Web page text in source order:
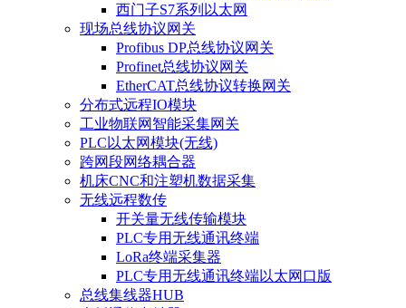
西门子S7系列以太网
现场总线协议网关
Profibus DP总线协议网关
Profinet总线协议网关
EtherCAT总线协议转换网关
分布式远程IO模块
工业物联网智能采集网关
PLC以太网模块(无线)
跨网段网络耦合器
机床CNC和注塑机数据采集
无线远程数传
开关量无线传输模块
PLC专用无线通讯终端
LoRa终端采集器
PLC专用无线通讯终端以太网口版
总线集线器HUB